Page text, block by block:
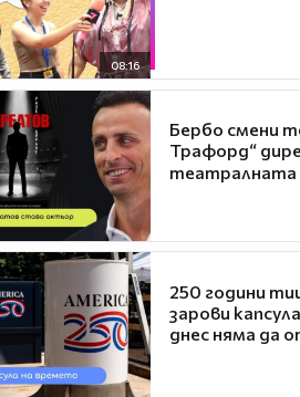
08:16
Бербо смени
Трафорд“
театралната
250 години
зарови
днес няма да